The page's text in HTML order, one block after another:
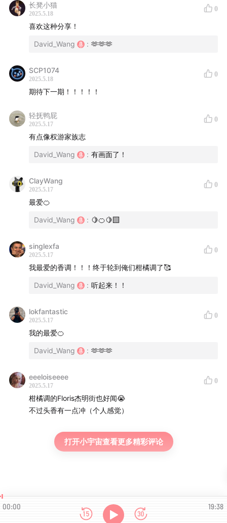
长凳小猫
2025.5.18
0
喜欢这种分享！
David_Wang : 🫶🫶🫶
SCP1074
2025.5.18
0
期待下一期！！！！！
轻抚鸭屁
2025.5.17
0
有点像权游家族志
David_Wang : 有画面了！
ClayWang
2025.5.17
0
最爱🍊
David_Wang : 🍋🍊🍋‍🟩
singlexfa
2025.5.17
0
我最爱的香调！！！终于轮到俺们柑橘调了🥰
David_Wang : 听起来！！
lokfantastic
2025.5.17
0
我的最爱🍊
David_Wang : 🫶🫶🫶
eeeloiseeee
2025.5.17
0
柑橘调的Floris杰明街也好闻😭
不过头香有一点冲（个人感觉）
打开小宇宙查看更多精彩评论
00:00 19:38